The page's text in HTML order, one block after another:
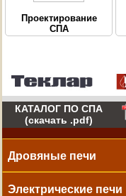
Проектирование
СПА
КАТАЛОГ ПО СПА
(скачать .pdf)
Дровяные печи
Электрические печи